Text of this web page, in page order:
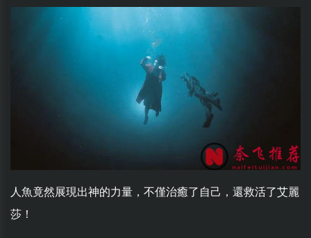
人魚竟然展現出神的力量，不僅治癒了自己，還救活了艾麗
莎！